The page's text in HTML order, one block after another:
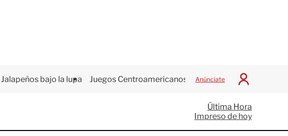
Jalapeños bajo la lupa Juegos Centroamericanos Anúnciate
I
c
i
a
Última Hora
Impreso de hoy